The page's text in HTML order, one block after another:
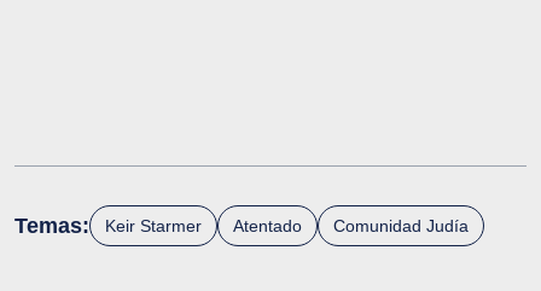
Temas: Keir Starmer Atentado Comunidad Judía